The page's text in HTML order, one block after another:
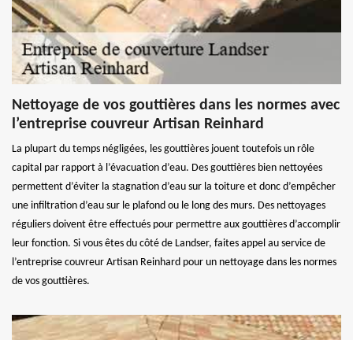
Nettoyage de vos gouttières dans les normes avec
l’entreprise couvreur Artisan Reinhard
La plupart du temps négligées, les gouttières jouent toutefois un rôle
capital par rapport à l’évacuation d’eau. Des gouttières bien nettoyées
permettent d’éviter la stagnation d’eau sur la toiture et donc d’empêcher
une infiltration d’eau sur le plafond ou le long des murs. Des nettoyages
réguliers doivent être effectués pour permettre aux gouttières d’accomplir
leur fonction. Si vous êtes du côté de Landser, faites appel au service de
l’entreprise couvreur Artisan Reinhard pour un nettoyage dans les normes
de vos gouttières.